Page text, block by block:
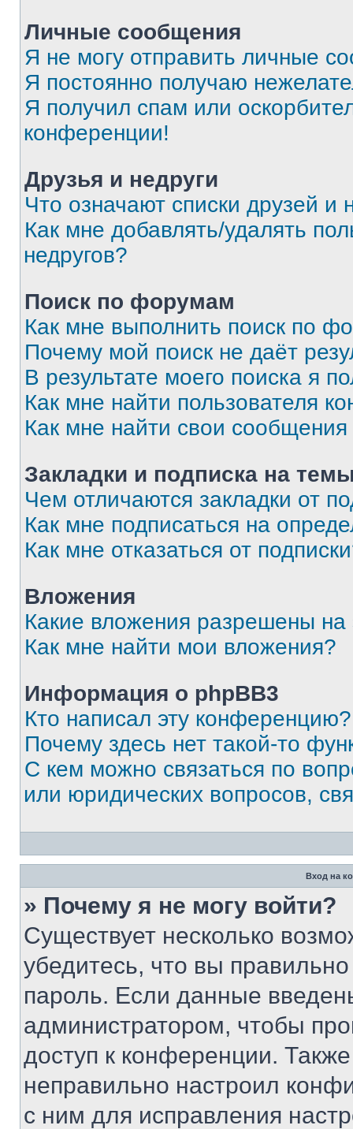
Личные сообщения
Я не могу отправить личные
Я постоянно получаю
Я получил спам или
конференции!
Друзья и недруги
Что означают списки друзей и
Как мне добавлять/удалять
недругов?
Поиск по форумам
Как мне выполнить поиск по
Почему мой поиск не даёт
В результате моего поиска я
Как мне найти пользователя
Как мне найти свои
Закладки и подписка на
Чем отличаются закладки от
Как мне подписаться на
Как мне отказаться от
Вложения
Какие вложения разрешены
Как мне найти мои вложения?
Информация о phpBB3
Кто написал эту конференцию?
Почему здесь нет такой-то
С кем можно связаться по
или юридических вопросов,
Вход на
» Почему я не могу войти?
Существует несколько
убедитесь, что вы
пароль. Если данные
администратором, чтобы
доступ к конференции.
неправильно настроил
с ним для исправления